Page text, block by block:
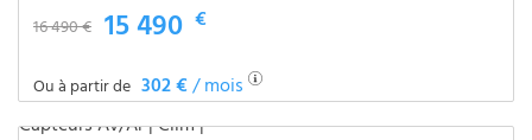
16 490 € 15 490 €
Ou à partir de 302 €/ mois